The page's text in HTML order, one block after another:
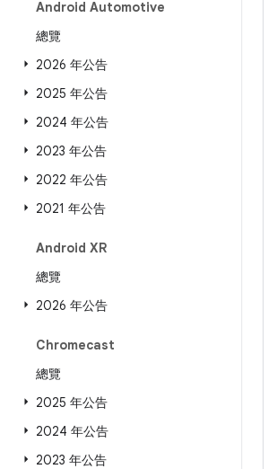
Android Automotive
總覽
2026 年公告
2025 年公告
2024 年公告
2023 年公告
2022 年公告
2021 年公告
Android XR
總覽
2026 年公告
Chromecast
總覽
2025 年公告
2024 年公告
2023 年公告